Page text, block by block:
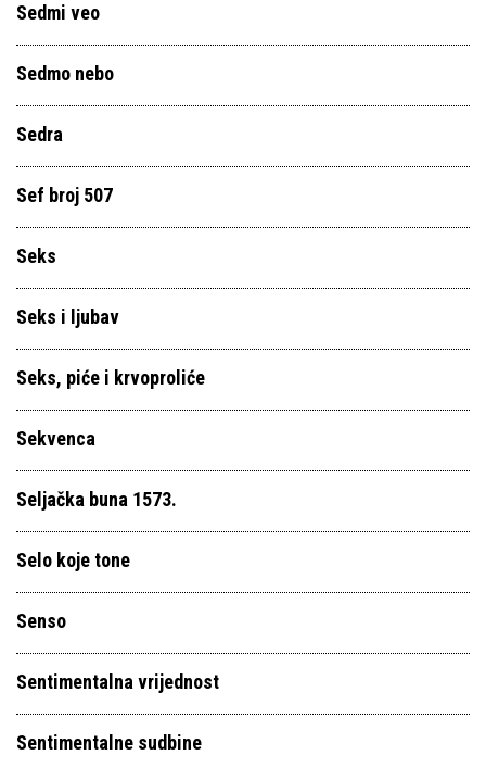
Sedmi veo
Sedmo nebo
Sedra
Sef broj 507
Seks
Seks i ljubav
Seks, piće i krvoproliće
Sekvenca
Seljačka buna 1573.
Selo koje tone
Senso
Sentimentalna vrijednost
Sentimentalne sudbine